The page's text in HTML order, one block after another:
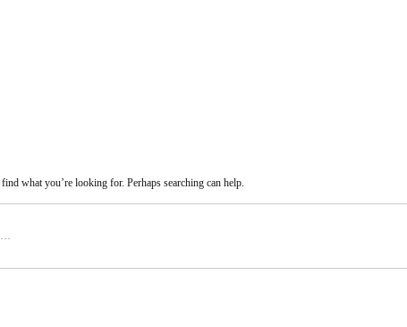
find what you’re looking for. Perhaps searching can help.